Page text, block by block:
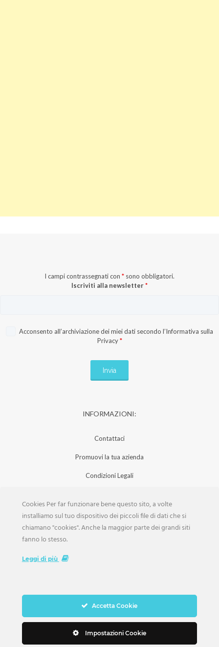
I campi contrassegnati con * sono obbligatori.
Iscriviti alla newsletter*
Acconsento all’archiviazione dei miei dati secondo l’Informativa sulla
Privacy *
INFORMAZIONI:
Contattaci
Promuovi la tua azienda
Condizioni Legali
Iscrizione Aziende
Scarica la Rivista
Cookies Per far funzionare bene questo sito, a volte
installiamo sul tuo dispositivo dei piccoli file di dati che si
chiamano "cookies". Anche la maggior parte dei grandi siti
fanno lo stesso.
Leggi di più
Accetta Cookie
Impostazioni Cookie